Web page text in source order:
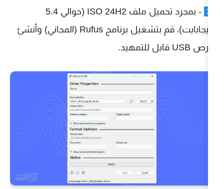
- بمجرد تحميل ملف ISO 24H2 (حوالي 5.4
جيجابايت)، قم بتشغيل برنامج Rufus (المجاني) وأنشئ